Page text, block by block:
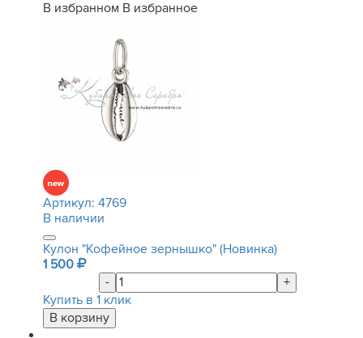
В избранном В избранное
Артикул: 4769
В наличии
Кулон "Кофейное зернышко" (Новинка)
1 500
-
+
Купить в 1 клик